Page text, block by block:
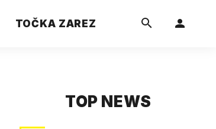
TOČKA ZAREZ
TOP NEWS